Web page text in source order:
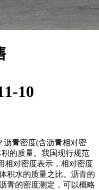
10
沥青密度(含沥青相对密
的质量。我国现行规范
相对密度表示，相对密度
积水的质量之比。沥青的
青的密度测定，可以概略